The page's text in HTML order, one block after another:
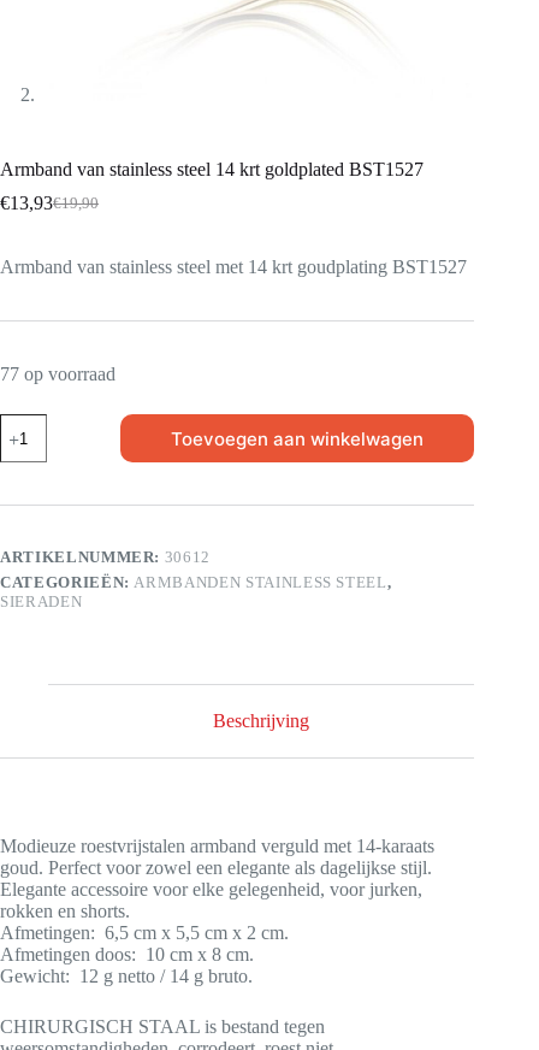
Armband van stainless steel 14 krt goldplated BST1527
€19,90
€13,93
Armband van stainless steel met 14 krt goudplating BST1527
77 op voorraad
Toevoegen aan winkelwagen
ARTIKELNUMMER: 30612
CATEGORIEËN:ARMBANDEN STAINLESS STEEL,
SIERADEN
Beschrijving
Modieuze roestvrijstalen armband verguld met 14-karaats
goud. Perfect voor zowel een elegante als dagelijkse stijl.
Elegante accessoire voor elke gelegenheid, voor jurken,
rokken en shorts.
Afmetingen: 6,5 cm x 5,5 cm x 2 cm.
Afmetingen doos: 10 cm x 8 cm.
Gewicht: 12 g netto / 14 g bruto.
CHIRURGISCH STAAL is bestand tegen